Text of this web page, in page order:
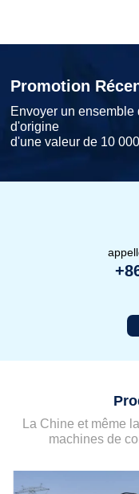
Promotion
Envoyer un
d'origine
d'une valeur de 10
La Chine et même
machines de